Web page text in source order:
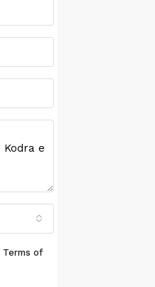
Terms of